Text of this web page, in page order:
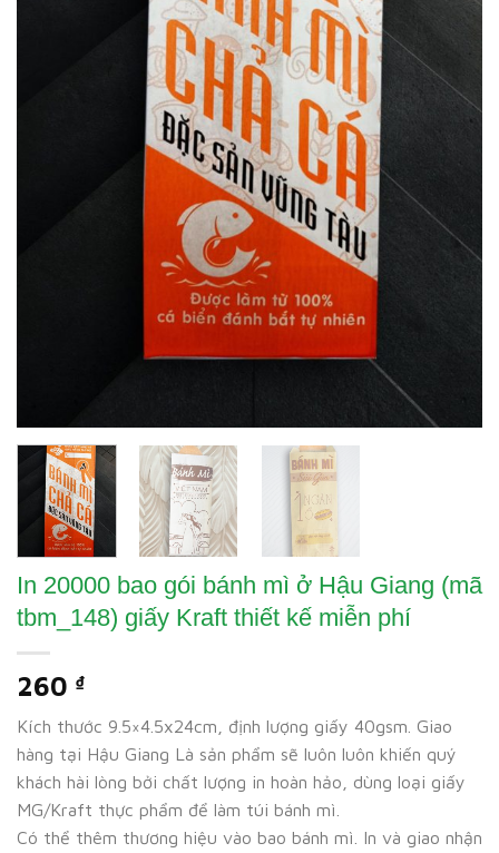
In 20000 bao gói bánh mì ở Hậu Giang (mã
tbm_148) giấy Kraft thiết kế miễn phí
260 ₫
Kích thước 9.5×4.5x24cm, định lượng giấy 40gsm. Giao
hàng tại Hậu Giang Là sản phẩm sẽ luôn luôn khiến quý
khách hài lòng bởi chất lượng in hoàn hảo, dùng loại giấy
MG/Kraft thực phẩm để làm túi bánh mì.
Có thể thêm thương hiệu vào bao bánh mì. In và giao nhận